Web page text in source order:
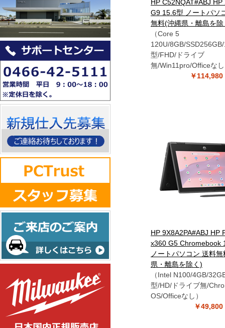
HP C52NQAT#ABJ HP
G9 15.6型 ノートパソ
無料(沖縄県・離島を除
（Core 5
120U/8GB/
型/FHD/ドライブ
無/Win11pro/Officeな
￥
HP 9X8A2PA#ABJ HP
x360 G5 Chromebook
ノートパソコン 送料
県・離島を除く)
（Intel N100/4GB/
型/HD/ドライブ無/
OS/Officeなし）
￥